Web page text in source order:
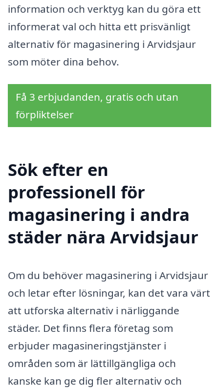
information och verktyg kan du göra ett
informerat val och hitta ett prisvänligt
alternativ för magasinering i Arvidsjaur
som möter dina behov.
Få 3 erbjudanden, gratis och utan
förpliktelser
Sök efter en
professionell för
magasinering i andra
städer nära Arvidsjaur
Om du behöver magasinering i Arvidsjaur
och letar efter lösningar, kan det vara värt
att utforska alternativ i närliggande
städer. Det finns flera företag som
erbjuder magasineringstjänster i
områden som är lättillgängliga och
kanske kan ge dig fler alternativ och